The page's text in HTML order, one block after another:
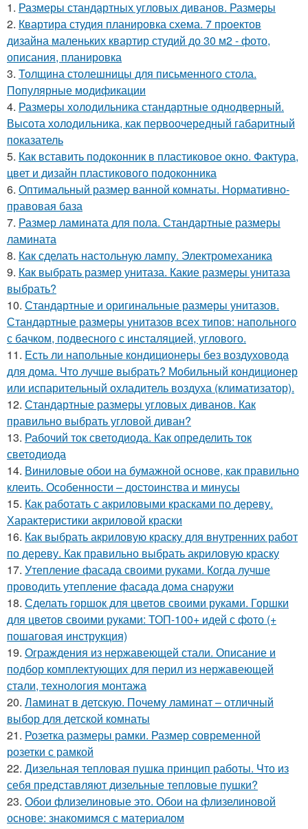
1. Размеры стандартных угловых диванов. Размеры
2. Квартира студия планировка схема. 7 проектов
дизайна маленьких квартир студий до 30 м2 - фото,
описания, планировка
3. Толщина столешницы для письменного стола.
Популярные модификации
4. Размеры холодильника стандартные однодверный.
Высота холодильника, как первоочередный габаритный
показатель
5. Как вставить подоконник в пластиковое окно. Фактура,
цвет и дизайн пластикового подоконника
6. Оптимальный размер ванной комнаты. Нормативно-
правовая база
7. Размер ламината для пола. Стандартные размеры
ламината
8. Как сделать настольную лампу. Электромеханика
9. Как выбрать размер унитаза. Какие размеры унитаза
выбрать?
10. Стандартные и оригинальные размеры унитазов.
Стандартные размеры унитазов всех типов: напольного
с бачком, подвесного с инсталяцией, углового.
11. Есть ли напольные кондиционеры без воздуховода
для дома. Что лучше выбрать? Мобильный кондиционер
или испарительный охладитель воздуха (климатизатор).
12. Стандартные размеры угловых диванов. Как
правильно выбрать угловой диван?
13. Рабочий ток светодиода. Как определить ток
светодиода
14. Виниловые обои на бумажной основе, как правильно
клеить. Особенности – достоинства и минусы
15. Как работать с акриловыми красками по дереву.
Характеристики акриловой краски
16. Как выбрать акриловую краску для внутренних работ
по дереву. Как правильно выбрать акриловую краску
17. Утепление фасада своими руками. Когда лучше
проводить утепление фасада дома снаружи
18. Сделать горшок для цветов своими руками. Горшки
для цветов своими руками: ТОП-100+ идей с фото (+
пошаговая инструкция)
19. Ограждения из нержавеющей стали. Описание и
подбор комплектующих для перил из нержавеющей
стали, технология монтажа
20. Ламинат в детскую. Почему ламинат – отличный
выбор для детской комнаты
21. Розетка размеры рамки. Размер современной
розетки с рамкой
22. Дизельная тепловая пушка принцип работы. Что из
себя представляют дизельные тепловые пушки?
23. Обои флизелиновые это. Обои на флизелиновой
основе: знакомимся с материалом